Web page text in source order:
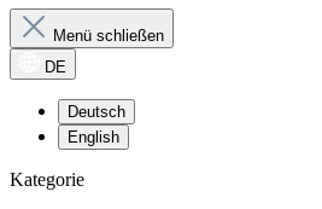
Menü schließen
DE
Deutsch
English
Kategorie